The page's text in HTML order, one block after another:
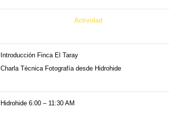
Actividad
Introducción Finca El Taray
Charla Técnica Fotografía desde Hidrohide
Hidrohide 6:00 – 11:30 AM